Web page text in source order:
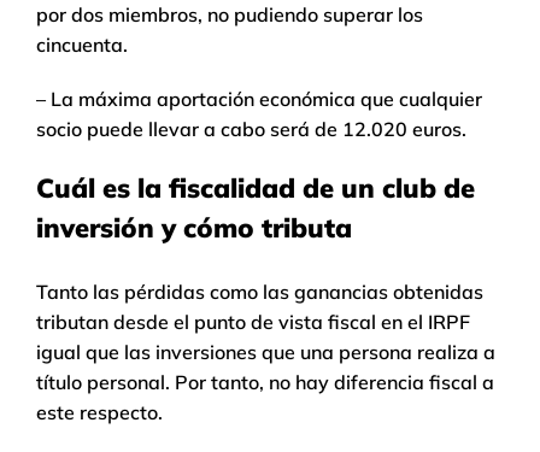
por dos miembros, no pudiendo superar los
cincuenta.
– La máxima aportación económica que cualquier
socio puede llevar a cabo será de 12.020 euros.
Cuál es la fiscalidad de un club de
inversión y cómo tributa
Tanto las pérdidas como las ganancias obtenidas
tributan desde el punto de vista fiscal en el IRPF
igual que las inversiones que una persona realiza a
título personal. Por tanto, no hay diferencia fiscal a
este respecto.